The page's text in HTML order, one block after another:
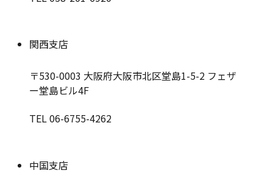
関西支店
〒530-0003 大阪府大阪市北区堂島1-5-2 フェザ
ー堂島ビル4F
TEL 06-6755-4262
中国支店